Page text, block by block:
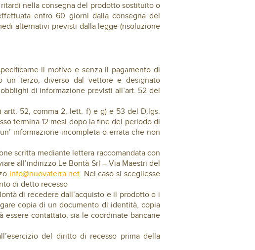
nella consegna del prodotto sostituito o
entro 60 giorni dalla consegna del
alternativi previsti dalla legge (risoluzione
il motivo e senza il pagamento di
terzo, diverso dal vettore e designato
di informazione previsti all’art. 52 del
52, comma 2, lett. f) e g) e 53 del D.lgs.
termina 12 mesi dopo la fine del periodo di
informazione incompleta o errata che non
scritta mediante lettera raccomandata con
all’indirizzo Le Bontà Srl – Via Maestri del
info@nuovaterra.net. Nel caso si scegliesse
di detto recesso
di recedere dall’acquisto e il prodotto o i
copia di un documento di identità, copia
contattato, sia le coordinate bancarie
del diritto di recesso prima della